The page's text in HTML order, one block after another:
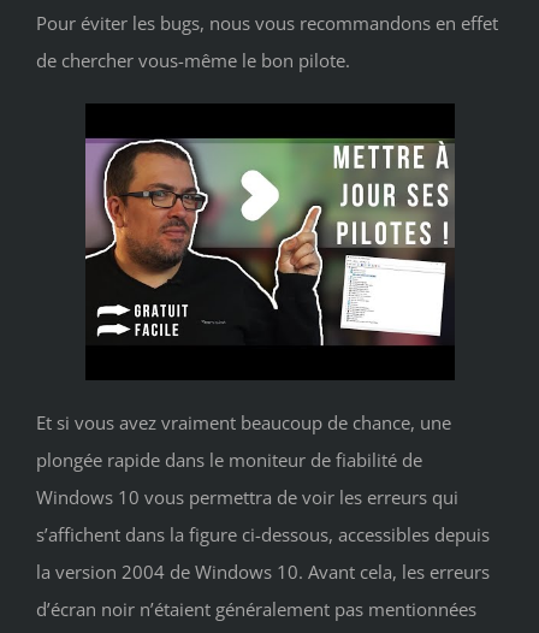
Pour éviter les bugs, nous vous recommandons en effet
de chercher vous-même le bon pilote.
Et si vous avez vraiment beaucoup de chance, une
plongée rapide dans le moniteur de fiabilité de
Windows 10 vous permettra de voir les erreurs qui
s’affichent dans la figure ci-dessous, accessibles depuis
la version 2004 de Windows 10. Avant cela, les erreurs
d’écran noir n’étaient généralement pas mentionnées